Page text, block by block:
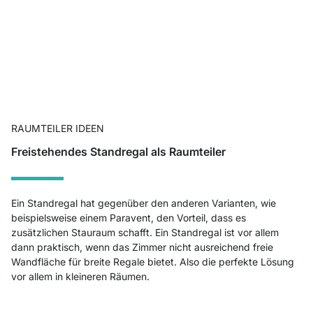
RAUMTEILER IDEEN
Freistehendes Standregal als Raumteiler
Ein Standregal hat gegenüber den anderen Varianten, wie
beispielsweise einem Paravent, den Vorteil, dass es
zusätzlichen Stauraum schafft. Ein Standregal ist vor allem
dann praktisch, wenn das Zimmer nicht ausreichend freie
Wandfläche für breite Regale bietet. Also die perfekte Lösung
vor allem in kleineren Räumen.